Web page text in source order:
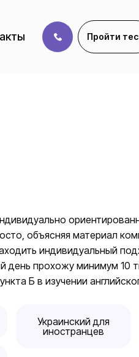
Пройти
объясняя материал
индивидуальный
день прохожу минимум 10
Б в изучении
Украинский для
иностранцев